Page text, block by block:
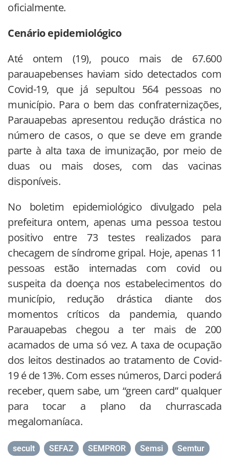
oficialmente.
Cenário epidemiológico
Até ontem (19), pouco mais de 67.600
parauapebenses haviam sido detectados com
Covid-19, que já sepultou 564 pessoas no
município. Para o bem das confraternizações,
Parauapebas apresentou redução drástica no
número de casos, o que se deve em grande
parte à alta taxa de imunização, por meio de
duas ou mais doses, com das vacinas
disponíveis.
No boletim epidemiológico divulgado pela
prefeitura ontem, apenas uma pessoa testou
positivo entre 73 testes realizados para
checagem de síndrome gripal. Hoje, apenas 11
pessoas estão internadas com covid ou
suspeita da doença nos estabelecimentos do
município, redução drástica diante dos
momentos críticos da pandemia, quando
Parauapebas chegou a ter mais de 200
acamados de uma só vez. A taxa de ocupação
dos leitos destinados ao tratamento de Covid-
19 é de 13%. Com esses números, Darci poderá
receber, quem sabe, um “green card” qualquer
para tocar a plano da churrascada
megalomaníaca.
secult SEFAZ SEMPROR Semsi Semtur